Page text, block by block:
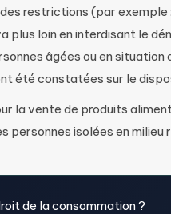
restrictions (par exemple
plus loin en interdisant le
âgées ou en situation
été constatées sur le
la vente de produits
isolées en milieu
de la consommation ?